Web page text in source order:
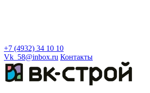
+7 (4932) 34 10 10
Vk_58@inbox.ru Контакты